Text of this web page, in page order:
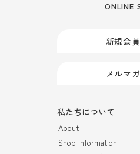
ONLINE
新規会
メルマ
私たちについて
About
Shop Information